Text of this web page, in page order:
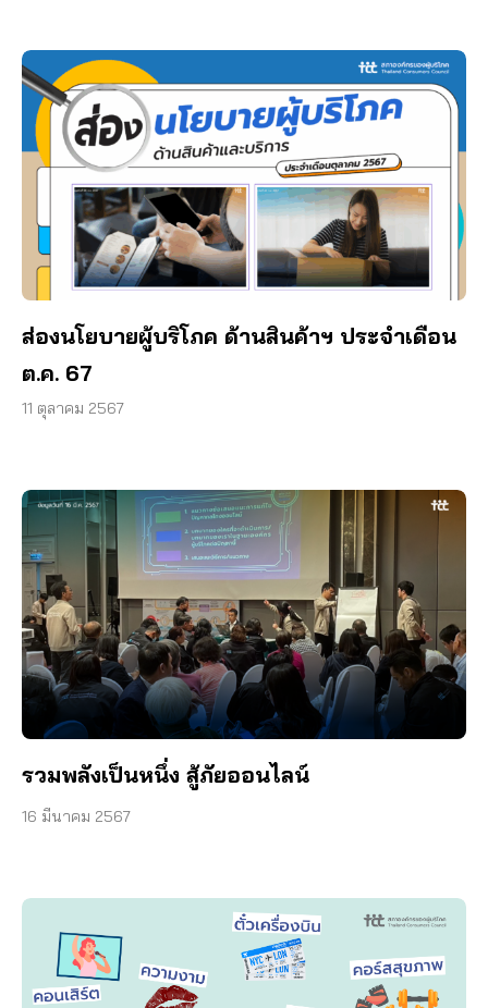
ส่องนโยบายผู้บริโภค ด้านสินค้าฯ ประจำเดือน
ต.ค. 67
11 ตุลาคม 2567
รวมพลังเป็นหนึ่ง สู้ภัยออนไลน์
16 มีนาคม 2567